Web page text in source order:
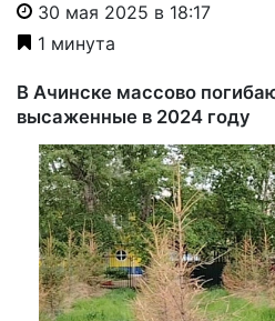
30 мая 2025 в 18:17
1 минута
В Ачинске массово
высаженные в 2024 году